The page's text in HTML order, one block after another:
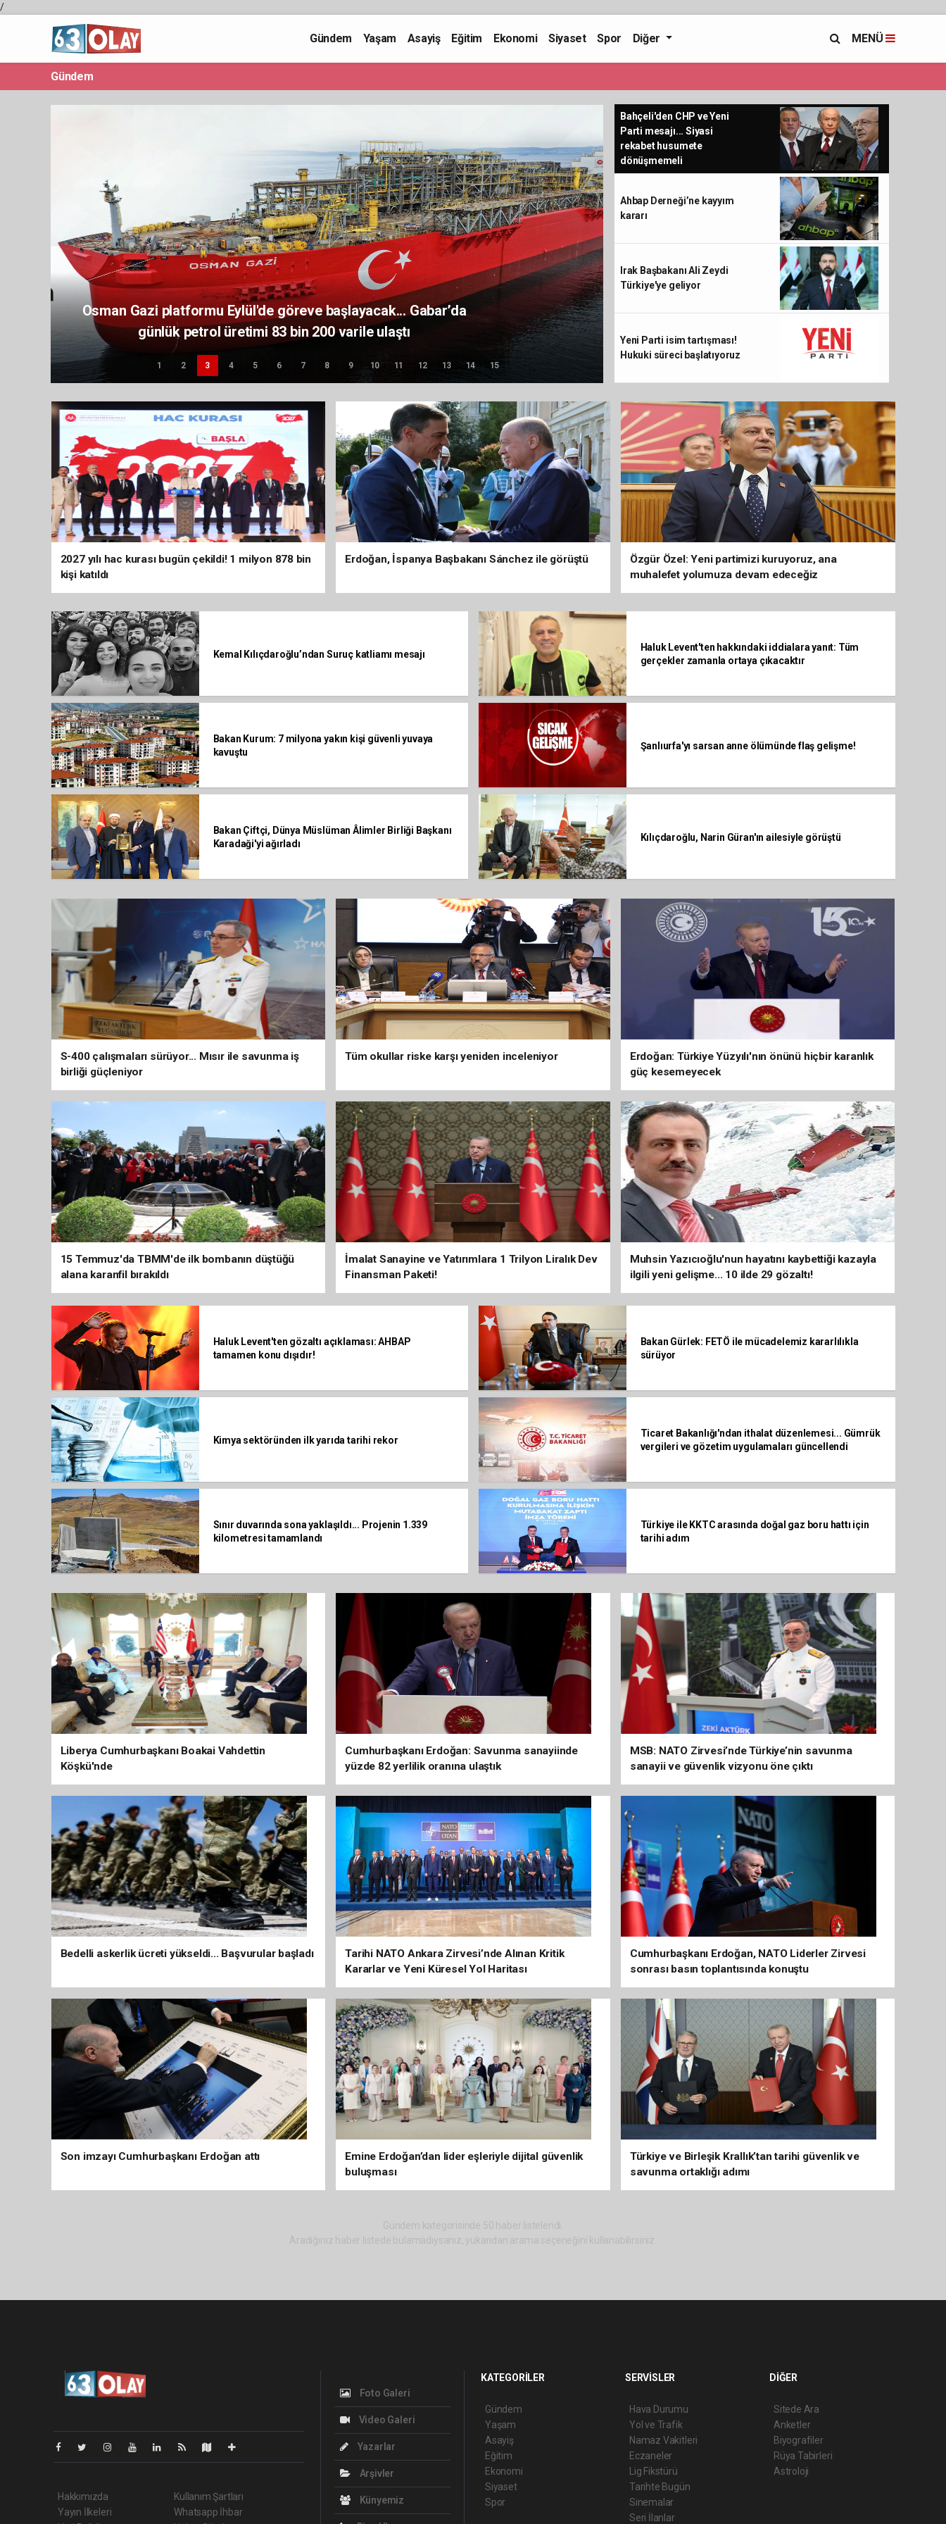
/
Gündem Yaşam Asayiş Eğitim Ekonomi Siyaset Spor Diğer MENÜ
Gündem
Osman Gazi platformu Eylül'de göreve başlayacak... Gabar’da
günlük petrol üretimi 83 bin 200 varile ulaştı
Ömer Çelik: 2 yıllık çalışmanın en önemli
1 2 3 4 5 6 7 8 9 10 11 12 13 14 15
Bahçeli'den CHP ve Yeni
Parti mesajı... Siyasi
rekabet husumete
dönüşmemeli
Ahbap Derneği’ne kayyım
kararı
Irak Başbakanı Ali Zeydi
Türkiye'ye geliyor
Yeni Parti isim tartışması!
Hukuki süreci başlatıyoruz
2027 yılı hac kurası bugün çekildi! 1 milyon 878 bin
kişi katıldı
Erdoğan, İspanya Başbakanı Sánchez ile görüştü
Özgür Özel: Yeni partimizi kuruyoruz, ana
muhalefet yolumuza devam edeceğiz
Kemal Kılıçdaroğlu’ndan Suruç katliamı mesajı
Haluk Levent'ten hakkındaki iddialara yanıt: Tüm
gerçekler zamanla ortaya çıkacaktır
Bakan Kurum: 7 milyona yakın kişi güvenli yuvaya
kavuştu
Şanlıurfa'yı sarsan anne ölümünde flaş gelişme!
Bakan Çiftçi, Dünya Müslüman Âlimler Birliği Başkanı
Karadaği'yi ağırladı
Kılıçdaroğlu, Narin Güran'ın ailesiyle görüştü
S-400 çalışmaları sürüyor... Mısır ile savunma iş
birliği güçleniyor
Tüm okullar riske karşı yeniden inceleniyor
Erdoğan: Türkiye Yüzyılı'nın önünü hiçbir karanlık
güç kesemeyecek
15 Temmuz'da TBMM'de ilk bombanın düştüğü
alana karanfil bırakıldı
İmalat Sanayine ve Yatırımlara 1 Trilyon Liralık Dev
Finansman Paketi!
Muhsin Yazıcıoğlu'nun hayatını kaybettiği kazayla
ilgili yeni gelişme... 10 ilde 29 gözaltı!
Haluk Levent'ten gözaltı açıklaması: AHBAP
tamamen konu dışıdır!
Bakan Gürlek: FETÖ ile mücadelemiz kararlılıkla
sürüyor
Kimya sektöründen ilk yarıda tarihi rekor
Ticaret Bakanlığı'ndan ithalat düzenlemesi... Gümrük
vergileri ve gözetim uygulamaları güncellendi
Sınır duvarında sona yaklaşıldı... Projenin 1.339
kilometresi tamamlandı
Türkiye ile KKTC arasında doğal gaz boru hattı için
tarihi adım
Liberya Cumhurbaşkanı Boakai Vahdettin
Köşkü'nde
Cumhurbaşkanı Erdoğan: Savunma sanayiinde
yüzde 82 yerlilik oranına ulaştık
MSB: NATO Zirvesi’nde Türkiye’nin savunma
sanayii ve güvenlik vizyonu öne çıktı
Bedelli askerlik ücreti yükseldi... Başvurular başladı
Tarihi NATO Ankara Zirvesi’nde Alınan Kritik
Kararlar ve Yeni Küresel Yol Haritası
Cumhurbaşkanı Erdoğan, NATO Liderler Zirvesi
sonrası basın toplantısında konuştu
Son imzayı Cumhurbaşkanı Erdoğan attı
Emine Erdoğan’dan lider eşleriyle dijital güvenlik
buluşması
Türkiye ve Birleşik Krallık’tan tarihi güvenlik ve
savunma ortaklığı adımı
Gündem kategorisinde 50 haber listelendi.
Aradığınız haber listede bulamadıysanız, yukarıdan arama seçeneğini kullanabilirsiniz.
Hakkımızda
Yayın İlkeleri
Kullanım Şartları
Whatsapp İhbar
Foto Galeri
Video Galeri
Yazarlar
Arşivler
Künyemiz
KATEGORİLER
Gündem
Yaşam
Asayiş
Eğitim
Ekonomi
Siyaset
Spor
SERVİSLER
Hava Durumu
Yol ve Trafik
Namaz Vakitleri
Eczaneler
Lig Fikstürü
Tarihte Bugün
Sinemalar
Seri İlanlar
DİĞER
Sitede Ara
Anketler
Biyografiler
Rüya Tabirleri
Astroloji